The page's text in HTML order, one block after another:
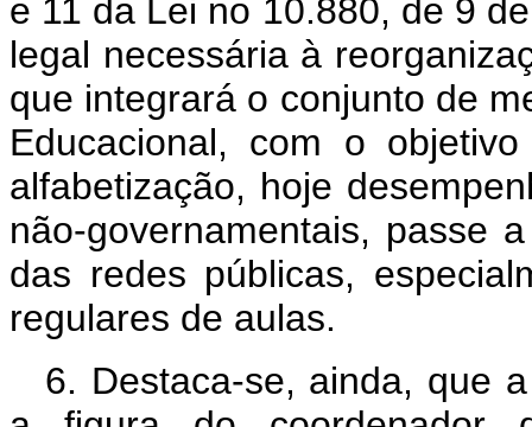
e 11 da Lei no 10.880, de 9
legal necessária à
que integrará o conjunto de
Educacional, com o
alfabetização, hoje
não-governamentais, passe
das redes públicas,
regulares de aulas.
6. Destaca-se, ainda, que